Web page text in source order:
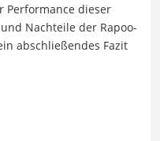
Performance dieser
Nachteile der Rapoo-
abschließendes Fazit